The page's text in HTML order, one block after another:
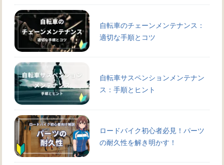
自転車のチェーンメンテナンス：
適切な手順とコツ
自転車サスペンションメンテナン
ス：手順とヒント
ロードバイク初心者必見！パーツ
の耐久性を解き明かす！